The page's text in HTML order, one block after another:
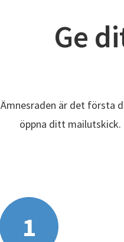
Ge
Ämnesraden är det första
öppna ditt mailutskick.
1